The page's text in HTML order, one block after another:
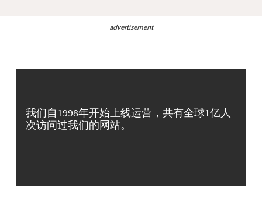
advertisement
我们自1998年开始上线运营，共有全球1亿人
次访问过我们的网站。